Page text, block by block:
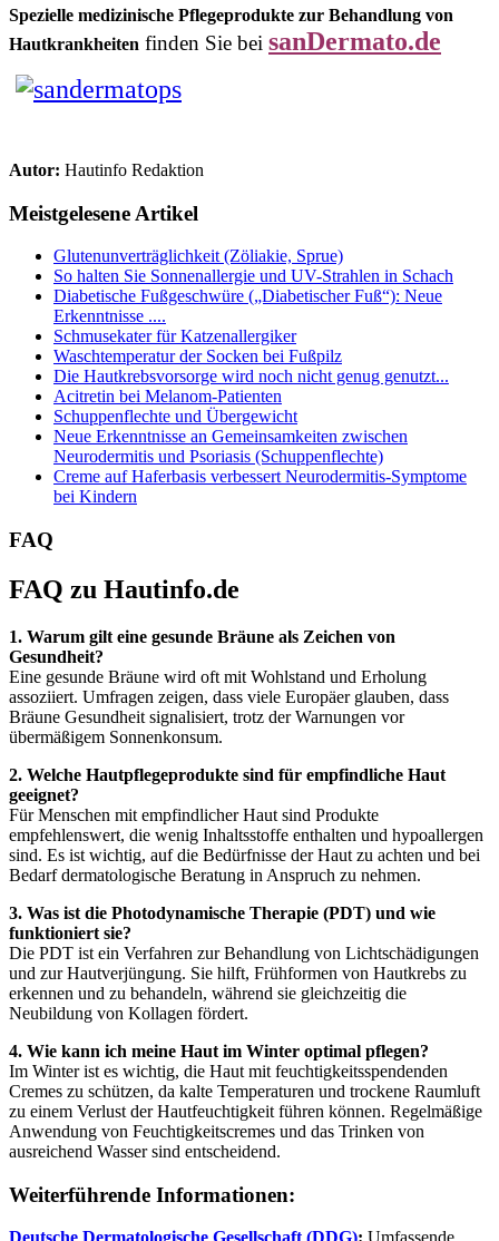
Spezielle medizinische Pflegeprodukte zur Behandlung von
Hautkrankheiten finden Sie bei sanDermato.de
Autor: Hautinfo Redaktion
Meistgelesene Artikel
Glutenunverträglichkeit (Zöliakie, Sprue)
So halten Sie Sonnenallergie und UV-Strahlen in Schach
Diabetische Fußgeschwüre („Diabetischer Fuß“): Neue
Erkenntnisse ....
Schmusekater für Katzenallergiker
Waschtemperatur der Socken bei Fußpilz
Die Hautkrebsvorsorge wird noch nicht genug genutzt...
Acitretin bei Melanom-Patienten
Schuppenflechte und Übergewicht
Neue Erkenntnisse an Gemeinsamkeiten zwischen
Neurodermitis und Psoriasis (Schuppenflechte)
Creme auf Haferbasis verbessert Neurodermitis-Symptome
bei Kindern
FAQ
FAQ zu Hautinfo.de
1. Warum gilt eine gesunde Bräune als Zeichen von
Gesundheit?
Eine gesunde Bräune wird oft mit Wohlstand und Erholung
assoziiert. Umfragen zeigen, dass viele Europäer glauben, dass
Bräune Gesundheit signalisiert, trotz der Warnungen vor
übermäßigem Sonnenkonsum.
2. Welche Hautpflegeprodukte sind für empfindliche Haut
geeignet?
Für Menschen mit empfindlicher Haut sind Produkte
empfehlenswert, die wenig Inhaltsstoffe enthalten und hypoallergen
sind. Es ist wichtig, auf die Bedürfnisse der Haut zu achten und bei
Bedarf dermatologische Beratung in Anspruch zu nehmen.
3. Was ist die Photodynamische Therapie (PDT) und wie
funktioniert sie?
Die PDT ist ein Verfahren zur Behandlung von Lichtschädigungen
und zur Hautverjüngung. Sie hilft, Frühformen von Hautkrebs zu
erkennen und zu behandeln, während sie gleichzeitig die
Neubildung von Kollagen fördert.
4. Wie kann ich meine Haut im Winter optimal pflegen?
Im Winter ist es wichtig, die Haut mit feuchtigkeitsspendenden
Cremes zu schützen, da kalte Temperaturen und trockene Raumluft
zu einem Verlust der Hautfeuchtigkeit führen können. Regelmäßige
Anwendung von Feuchtigkeitscremes und das Trinken von
ausreichend Wasser sind entscheidend.
Weiterführende Informationen: